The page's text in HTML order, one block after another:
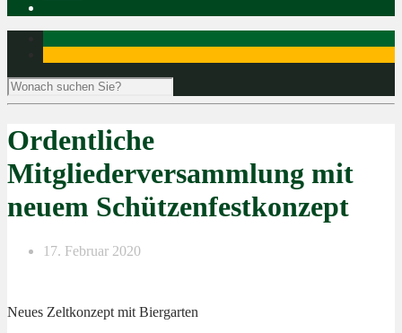
Ordentliche
Mitgliederversammlung mit
neuem Schützenfestkonzept
17. Februar 2020
Neues Zeltkonzept mit Biergarten